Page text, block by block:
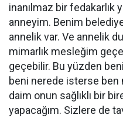
inanılmaz bir fedakarlık
anneyim. Benim
annelik var. Ve annelik
mimarlık mesleğim
geçebilir. Bu yüzden
beni nerede isterse
daim onun sağlıklı bir
yapacağım. Sizlere de